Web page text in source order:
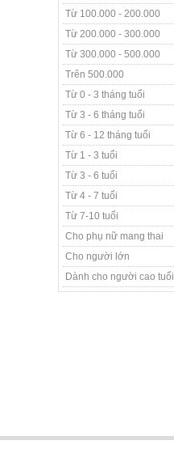
Từ 100.000 - 200.000
Từ 200.000 - 300.000
Từ 300.000 - 500.000
Trên 500.000
Từ 0 - 3 tháng tuổi
Từ 3 - 6 tháng tuổi
Từ 6 - 12 tháng tuổi
Từ 1 - 3 tuổi
Từ 3 - 6 tuổi
Từ 4 - 7 tuổi
Từ 7-10 tuổi
Cho phụ nữ mang thai
Cho người lớn
Dành cho người cao tuổi